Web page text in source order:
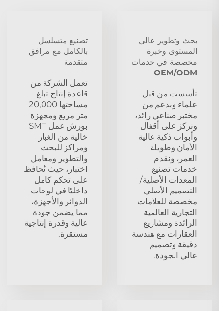
بحث وتطوير عالي
المستوى وخبرة
مخصصة في خدمات
OEM/ODM
تأسست من قبل
علماء وبدعم من
مختبر صناعي رائد،
ونركز على أقفال
وأبواب ذكية عالية
الأمان وطويلة
العمر، ونقدم
خدمات تصنيع
المعدات الأصلية/
التصميم الأصلي
مخصصة للعلامات
التجارية العالمية
الرائدة ومشاريع
العقارات مع هندسة
دقيقة وتصميم
عالي الجودة.
تصنيع متسلسل
بالكامل مع مرافق
متقدمة
تعمل الشركة من
قاعدة إنتاج تبلغ
مساحتها 20,000
متر مربع ومجهزة
بورش عمل SMT
خالية من الغبار
ومراكز للبحث
والتطوير ومعامل
اختبار، حيث نُحافظ
على تحكم كامل
داخليًا في لوحات
الدوائر والأجهزة،
مما يضمن جودة
عالية وقدرة إنتاجية
مستقرة.